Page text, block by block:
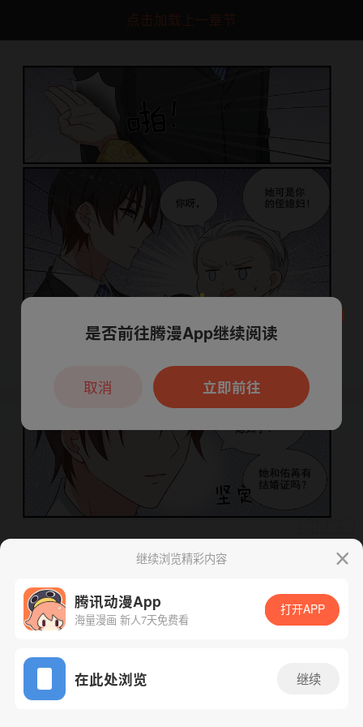
点击加载上一章节
App免费看
下一话
继续浏览精彩内容
腾讯动漫App
海量漫画 新人7天免费看
打开APP
在此处浏览 继续
本章节仅支持App阅读，可打开App新用
户7天免费看
是否前往腾漫App继续阅读
立即前往
取消